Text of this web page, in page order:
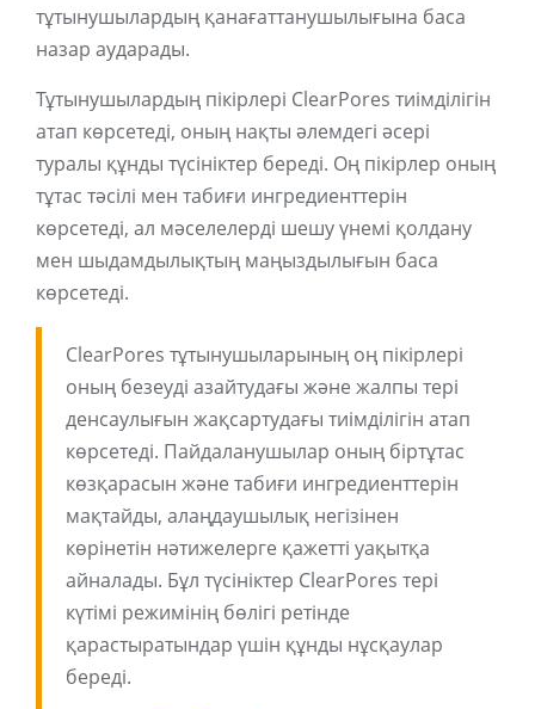
тұтынушылардың қанағаттанушылығына баса
назар аударады.
Тұтынушылардың пікірлері ClearPores тиімділігін
атап көрсетеді, оның нақты әлемдегі әсері
туралы құнды түсініктер береді. Оң пікірлер оның
тұтас тәсілі мен табиғи ингредиенттерін
көрсетеді, ал мәселелерді шешу үнемі қолдану
мен шыдамдылықтың маңыздылығын баса
көрсетеді.
ClearPores тұтынушыларының оң пікірлері
оның безеуді азайтудағы және жалпы тері
денсаулығын жақсартудағы тиімділігін атап
көрсетеді. Пайдаланушылар оның біртұтас
көзқарасын және табиғи ингредиенттерін
мақтайды, алаңдаушылық негізінен
көрінетін нәтижелерге қажетті уақытқа
айналады. Бұл түсініктер ClearPores тері
күтімі режимінің бөлігі ретінде
қарастыратындар үшін құнды нұсқаулар
береді.